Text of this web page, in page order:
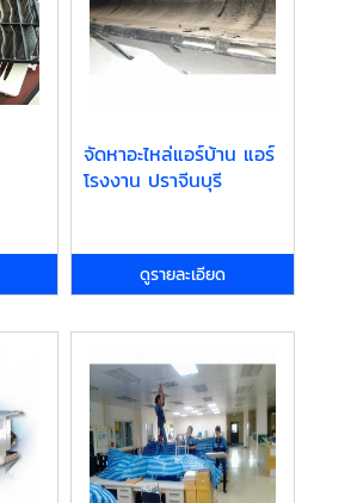
จัดหาอะไหล่แอร์บ้าน แอร์
โรงงาน ปราจีนบุรี
ดูรายละเอียด